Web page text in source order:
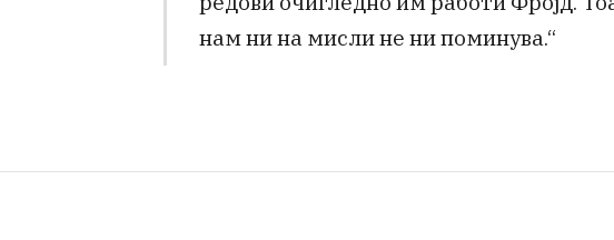
нам ни на мисли не ни поминува.“